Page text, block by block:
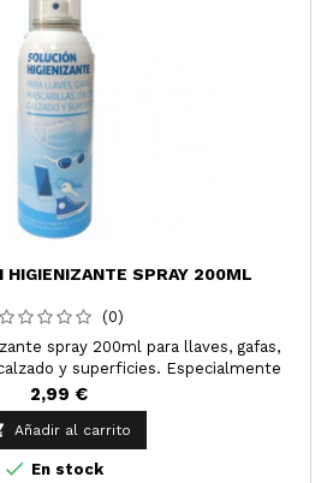
HIGIENIZANTE SPRAY 200ML
(0)
spray 200ml para llaves, gafas,
y superficies. Especialmente
para la higiene.
2,99 €
Añadir al carrito
 En stock